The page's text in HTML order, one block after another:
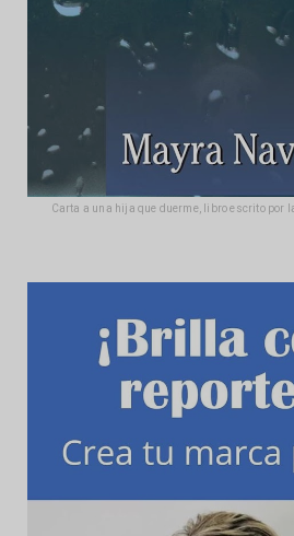
Carta a una hija que duerme, libro escrito por